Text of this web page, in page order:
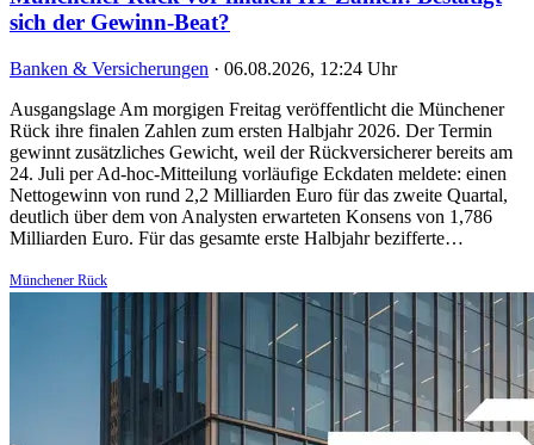
sich der Gewinn-Beat?
Banken & Versicherungen · 06.08.2026, 12:24 Uhr
Ausgangslage Am morgigen Freitag veröffentlicht die Münchener
Rück ihre finalen Zahlen zum ersten Halbjahr 2026. Der Termin
gewinnt zusätzliches Gewicht, weil der Rückversicherer bereits am
24. Juli per Ad-hoc-Mitteilung vorläufige Eckdaten meldete: einen
Nettogewinn von rund 2,2 Milliarden Euro für das zweite Quartal,
deutlich über dem von Analysten erwarteten Konsens von 1,786
Milliarden Euro. Für das gesamte erste Halbjahr bezifferte…
Münchener Rück